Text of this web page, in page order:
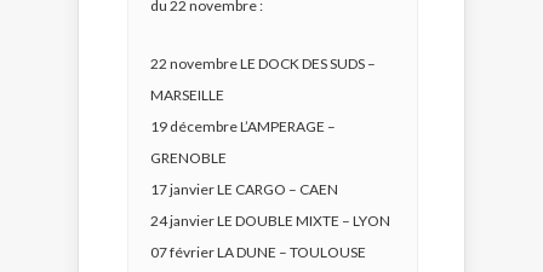
du 22 novembre :
22 novembre LE DOCK DES SUDS –
MARSEILLE
19 décembre L’AMPERAGE –
GRENOBLE
17 janvier LE CARGO – CAEN
24 janvier LE DOUBLE MIXTE – LYON
07 février LA DUNE – TOULOUSE